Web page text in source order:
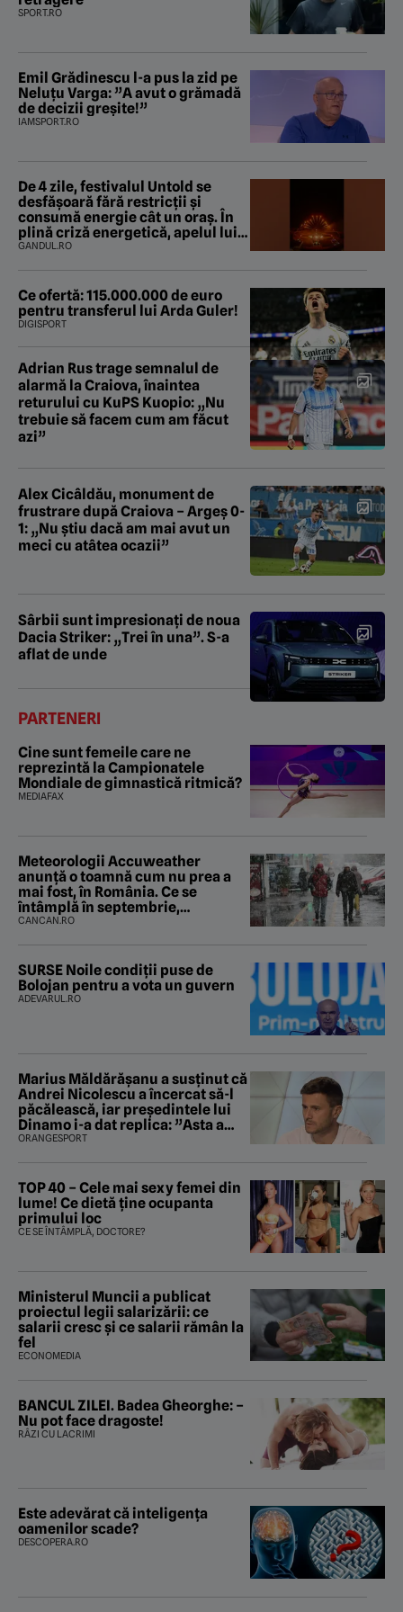
SPORT.RO
Emil Grădinescu l-a pus la zid pe
Neluțu Varga: ”A avut o grămadă
de decizii greșite!”
IAMSPORT.RO
De 4 zile, festivalul Untold se
desfășoară fără restricții și
consumă energie cât un oraș. În
plină criză energetică, apelul lui
Bolojan de economisire a energiei
Boc
GANDUL.RO
Ce ofertă: 115.000.000 de euro
pentru transferul lui Arda Guler!
DIGISPORT
Adrian Rus trage semnalul de
alarmă la Craiova, înaintea
returului cu KuPS Kuopio: „Nu
trebuie să facem cum am făcut
azi”
Alex Cicâldău, monument de
frustrare după Craiova – Argeș 0-
1: „Nu știu dacă am mai avut un
meci cu atâtea ocazii”
Sârbii sunt impresionați de noua
Dacia Striker: „Trei în una”. S-a
aflat de unde
PARTENERI
Cine sunt femeile care ne
reprezintă la Campionatele
Mondiale de gimnastică ritmică?
MEDIAFAX
Meteorologii Accuweather
anunță o toamnă cum nu prea a
mai fost, în România. Ce se
întâmplă în septembrie,
octombrie și noiembrie 2026, în
CANCAN.RO
SURSE Noile condiții puse de
Bolojan pentru a vota un guvern
ADEVARUL.RO
Marius Măldărăşanu a susţinut că
Andrei Nicolescu a încercat să-l
păcălească, iar preşedintele lui
Dinamo i-a dat replica: ”Asta a
fost istoria”
ORANGESPORT
TOP 40 – Cele mai sexy femei din
lume! Ce dietă ține ocupanta
primului loc
CE SE ÎNTÂMPLĂ, DOCTORE?
Ministerul Muncii a publicat
proiectul legii salarizării: ce
salarii cresc și ce salarii rămân la
fel
ECONOMEDIA
BANCUL ZILEI. Badea Gheorghe: –
Nu pot face dragoste!
RÂZI CU LACRIMI
Este adevărat că inteligența
oamenilor scade?
DESCOPERA.RO